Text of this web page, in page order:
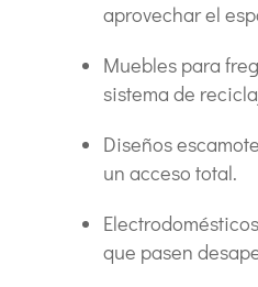
aprovechar el
Muebles para
sistema de
Diseños
un acceso total.
que pasen